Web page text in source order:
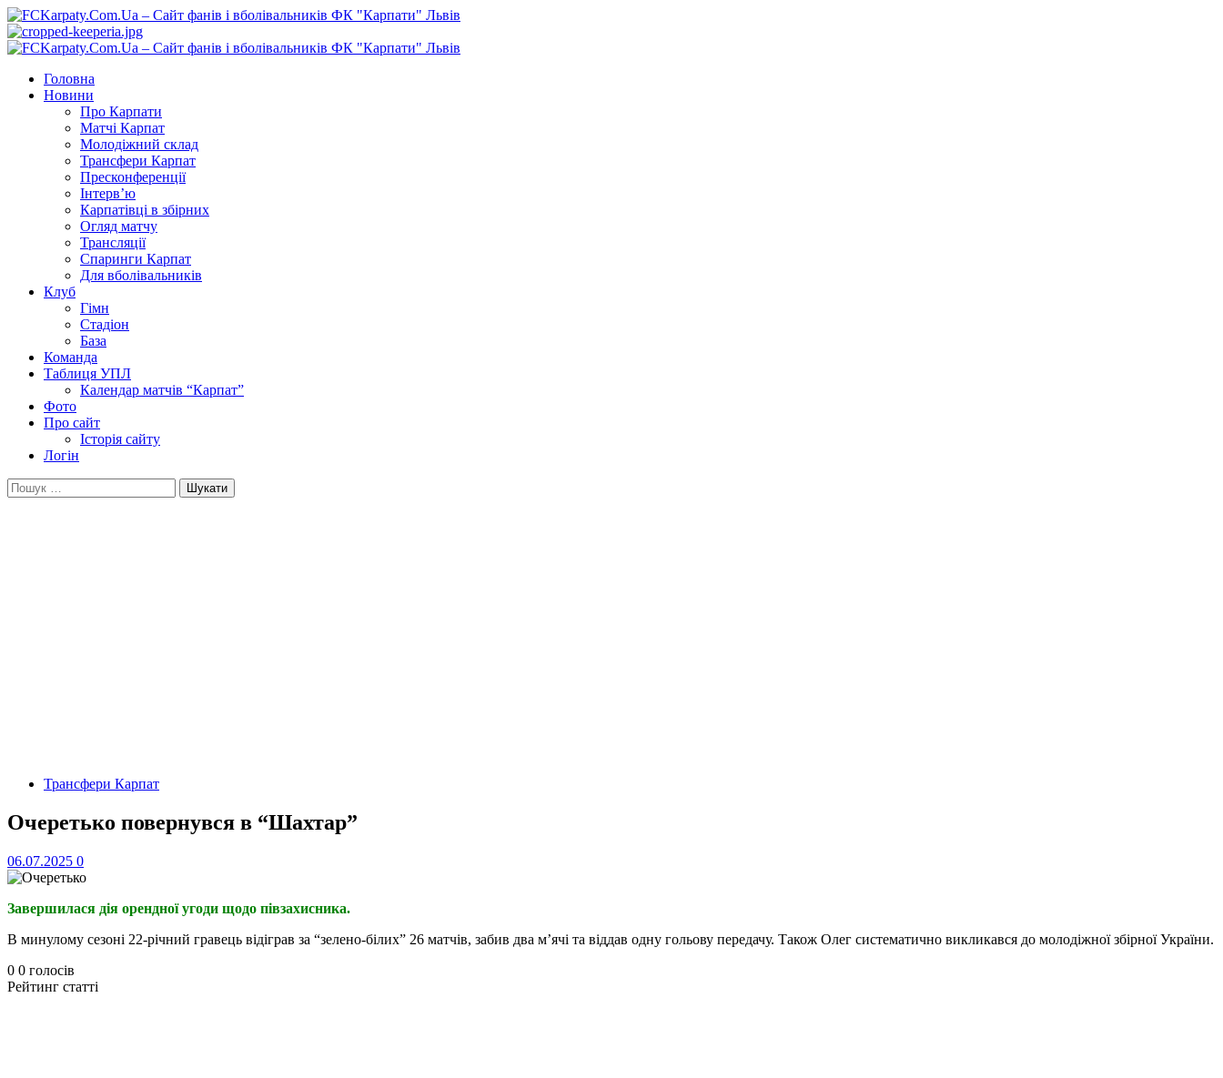
Перейти
до
вмісту
Primary
Головна
Новини
Про Карпати
Матчі Карпат
Молодіжний склад
Трансфери Карпат
Пресконференції
Інтерв’ю
Карпатівці в збірних
Огляд матчу
Трансляції
Спаринги Карпат
Для вболівальників
Клуб
Гімн
Стадіон
База
Команда
Таблиця УПЛ
Календар матчів “Карпат”
Фото
Про сайт
Історія сайту
Логін
Пошук:
Трансфери Карпат
Очеретько повернувся в “Шахтар”
06.07.2025 0
Завершилася дія орендної угоди щодо півзахисника.
В минулому сезоні 22-річний гравець відіграв за “зелено-білих” 26 матчів, забив два мʼячі та віддав одну гольову передачу. Також Олег систематично викликався до молодіжної збірної України.
0 0 голосів
Рейтинг статті